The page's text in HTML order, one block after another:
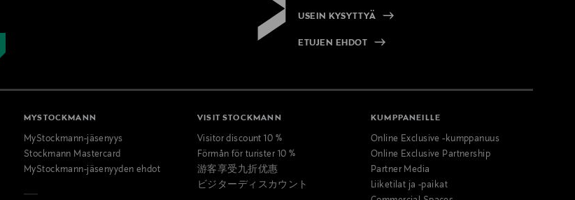
USEIN KYSYTTYÄ
ETUJEN EHDOT
MYSTOCKMANN
MyStockmann-jäsenyys
Stockmann Mastercard
MyStockmann-jäsenyyden ehdot
VISIT STOCKMANN
Visitor discount 10 %
Förmån för turister 10 %
游客享受九折优惠
ビジターディスカウント
KUMPPANEILLE
Online Exclusive -kumppanuus
Online Exclusive Partnership
Partner Media
Liiketilat ja -paikat